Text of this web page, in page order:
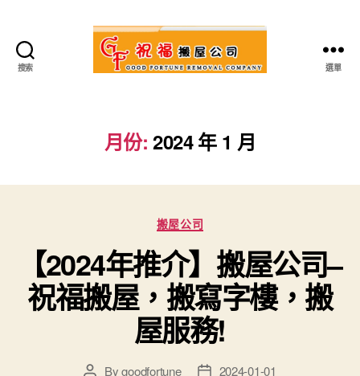
搜索
屋
公
選單
月份: 2024 年 1 月
Categories
搬屋公司
【2024年推介】搬屋公司–
祝福搬屋，搬寫字樓，搬
屋服務!
PostBygoodfortune
Post2024-01-01